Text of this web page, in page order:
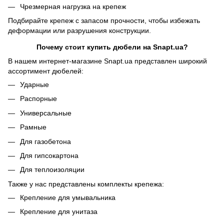
Чрезмерная нагрузка на крепеж
Подбирайте крепеж с запасом прочности, чтобы избежать
деформации или разрушения конструкции.
Почему стоит купить дюбели на Snapt.ua?
В нашем интернет-магазине Snapt.ua представлен широкий
ассортимент дюбелей:
Ударные
Распорные
Универсальные
Рамные
Для газобетона
Для гипсокартона
Для теплоизоляции
Также у нас представлены комплекты крепежа:
Крепление для умывальника
Крепление для унитаза